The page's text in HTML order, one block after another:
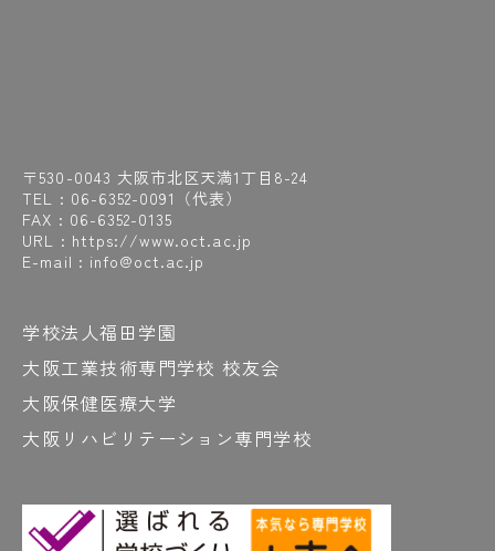
〒530-0043 大阪市北区天満1丁目8-24
TEL : 06-6352-0091 （代表）
FAX : 06-6352-0135
URL : https://www.oct.ac.jp
E-mail : info@oct.ac.jp
学校法人福田学園
大阪工業技術専門学校 校友会
大阪保健医療大学
大阪リハビリテーション専門学校